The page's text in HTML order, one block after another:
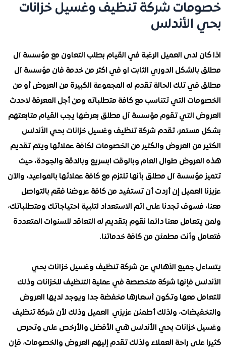
شركة تنظيف وغسيل خزانات
لدى العميل الرغبة في القيام بطلب التعاون مع مؤسسة آل
الدوري الثابت او في اكثر من خدمة فان مؤسسة آل
تلك الحالة تقدم له المجموعة الكبيرة من العروض أو من
التي تتناسب مع كافة متطلباته ومن أجل المعرفة لاحدث
التي تقوم مؤسسة آل مطلق بعرضها يجب القيام متابعتهم
تقدم شركة تنظيف وغسيل خزانات بحي الأندلس
من العروض والكثير من الخصومات لكافة عملائها ويتم تقديم
طوال العام وبالوقت ابسريع وبالدقة والجودة، حيث
آل مطلق بأنها تلتزم مع كافة عملائها بالمواعيد، والآن
العميل إن أردت أن تستفيد من كافة عروضنا فقم بالتواصل
تجدنا على اتم الاستعداد لتلبية احتياجاتك ومتطلباتك،
معنا دائما نقوم بتقديم له التعاقد للسنوات المتعددة
وأنت مطمئن من كافة خدماتنا.
جميع الأهالي عن شركة تنظيف وغسيل خزانات بحي
فإنها شركة متخصصة في عملية التنظيف للخزانات وذلك
معها وتكون أسعارها مخفضة جدا ويوجد لديها العروض
ولذلك أطمئن عزيزي العميل وذلك لأن شركة تنظيف
خزانات بحي الأندلس هي الأفضل والأرخص على وتحرص
راحة العملاء ولذلك تقدم إليهم العروض والخصومات، فإن